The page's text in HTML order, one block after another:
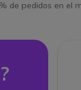
de pedidos en el